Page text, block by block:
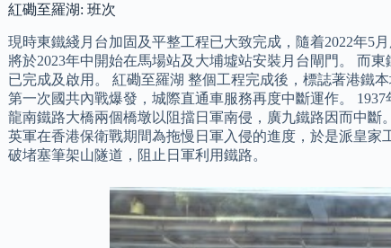
紅磡至羅湖: 班次
現時東鐵綫月台加固及平整工程已大致完成，隨着2022年5
將於2023年中開始在馬場站及大埔墟站安裝月台閘門。 而
已完成及啟用。 紅磡至羅湖 整個工程完成後，標誌著港鐵
第一次國共內戰爆發，城際直通車服務再度中斷運作。
龍南鐵路大橋兩個橋墩以阻擋日軍南侵，廣九鐵路因而中斷
英軍在香港保衛戰期間為拖慢日軍入侵的進度，於是派皇
破堵塞筆架山隧道，阻止日軍利用鐵路。